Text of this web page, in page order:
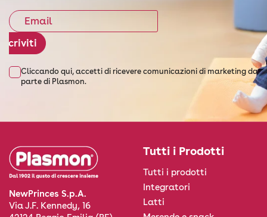
Iscriviti
Cliccando qui, accetti di ricevere comunicazioni di marketing da
parte di Plasmon.
NewPrinces S.p.A.
Via J.F. Kennedy, 16
Tutti i Prodotti
Tutti i prodotti
Integratori
Latti